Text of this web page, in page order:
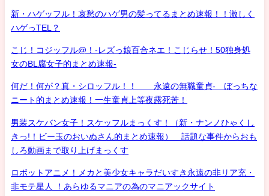
新・ハゲッフル！哀愁のハゲ男の髪ってるまとめ速報！！激しく
ハゲっTEL？
こじ！コジッフル@！-レズっ娘百合ネエ！こじらせ！50独身処
女のBL腐女子的まとめ速報-
何だ！何が？真・シロッフル！！ 永遠の無職童貞- ぼっちな
ニート的まとめ速報！一生童貞上等夜露死苦！
男装スケバン女子！スケッフルまっくす！（新・ナンノひゃくし
きっ!！ビー玉のおいぬさん的まとめ速報） 話題な事件からおも
しろ動画まで取り上げまっくす
ロボットアニメ！メカと美少女キャラだいすき永遠の非リア充・
非モテ星人 ！あらゆるマニアの為のマニアックサイト